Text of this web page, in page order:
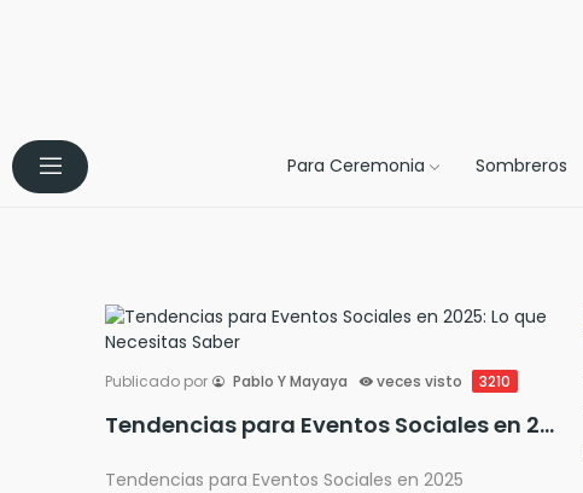
Para Ceremonia Sombreros
Publicado por Pablo Y Mayaya veces visto 3210
Tendencias para Eventos Sociales en 2025: Lo que Necesitas Saber
Tendencias para Eventos Sociales en 2025